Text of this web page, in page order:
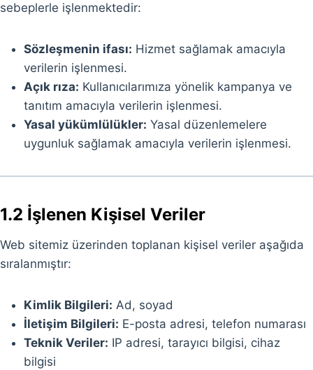
sebeplerle işlenmektedir:
Sözleşmenin ifası: Hizmet sağlamak amacıyla
verilerin işlenmesi.
Açık rıza: Kullanıcılarımıza yönelik kampanya ve
tanıtım amacıyla verilerin işlenmesi.
Yasal yükümlülükler: Yasal düzenlemelere
uygunluk sağlamak amacıyla verilerin işlenmesi.
1.2 İşlenen Kişisel Veriler
Web sitemiz üzerinden toplanan kişisel veriler aşağıda
sıralanmıştır:
Kimlik Bilgileri: Ad, soyad
İletişim Bilgileri: E-posta adresi, telefon numarası
Teknik Veriler: IP adresi, tarayıcı bilgisi, cihaz
bilgisi